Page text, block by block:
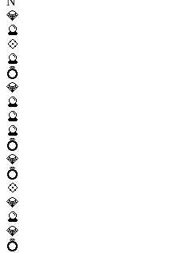
💎
🔮
💠
🔮
💍
💎
🔮
🔮
🔮
💍
💎
💍
💠
💎
🔮
💎
💍